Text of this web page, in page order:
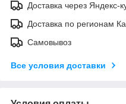
Доставка через Яндекс-
Доставка по регионам
Самовывоз
Все условия доставки